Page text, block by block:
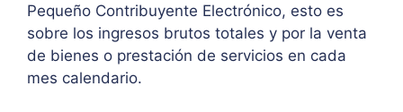
Pequeño Contribuyente Electrónico, esto es
sobre los ingresos brutos totales y por la venta
de bienes o prestación de servicios en cada
mes calendario.